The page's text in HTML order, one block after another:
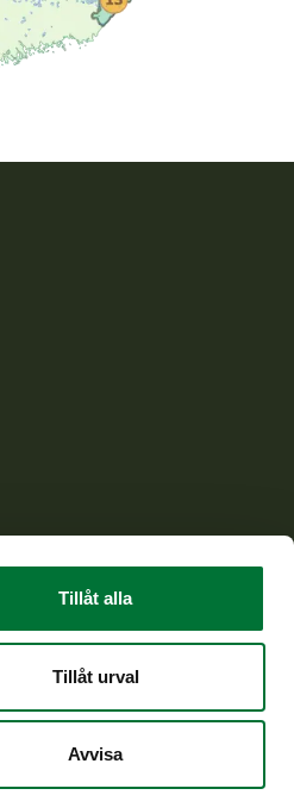
Tillåt alla
Tillåt urval
Avvisa
Tillbaka till början